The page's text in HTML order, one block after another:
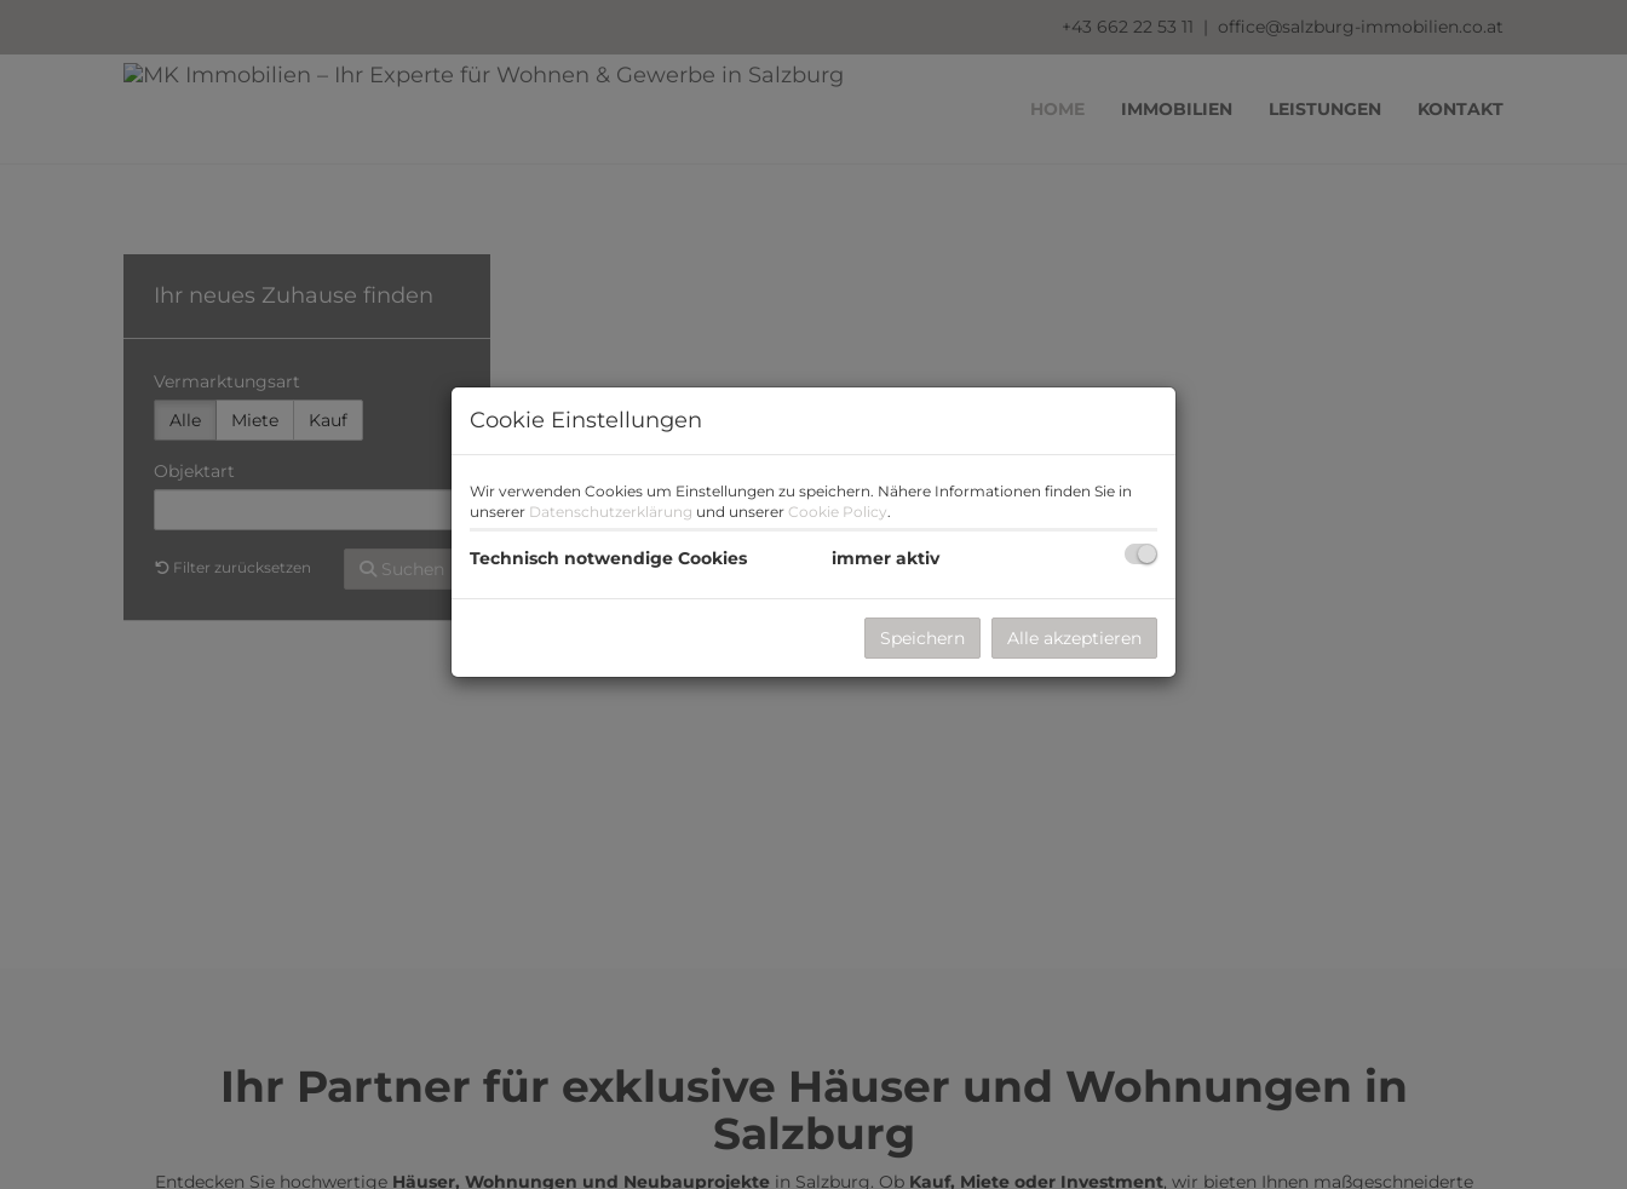
+43 662 22 53 11 | office@salzburg-immobilien.co.at
HOME IMMOBILIEN LEISTUNGEN KONTAKT
Baugrundstück in Salzburg mit Bergblick – Ideal für Einfamilienhaus
Ihr neues Zuhause finden
Vermarktungsart
Alle
Miete Kauf
Objektart
Filter zurücksetzen Suchen
Ihr Partner für exklusive Häuser und Wohnungen in
Salzburg
Entdecken Sie hochwertige Häuser, Wohnungen und Neubauprojektein Salzburg. Ob Kauf, Miete oder Investment, wir bieten Ihnen maßgeschneiderte
Cookie Einstellungen
Wir verwenden Cookies um Einstellungen zu speichern. Nähere Informationen finden Sie in
unserer Datenschutzerklärung und unserer Cookie Policy.
Technisch notwendige Cookies immer aktiv
Speichern Alle akzeptieren